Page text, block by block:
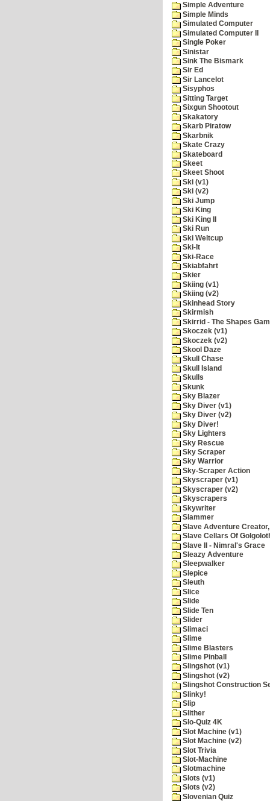
Simple Adventure
Simple Minds
Simulated Computer
Simulated Computer II
Single Poker
Sinistar
Sink The Bismark
Sir Ed
Sir Lancelot
Sisyphos
Sitting Target
Sixgun Shootout
Skakatory
Skarb Piratow
Skarbnik
Skate Crazy
Skateboard
Skeet
Skeet Shoot
Ski (v1)
Ski (v2)
Ski Jump
Ski King
Ski King II
Ski Run
Ski Weltcup
Ski-It
Ski-Race
Skiabfahrt
Skier
Skiing (v1)
Skiing (v2)
Skinhead Story
Skirmish
Skirrid - The Shapes
Skoczek (v1)
Skoczek (v2)
Skool Daze
Skull Chase
Skull Island
Skulls
Skunk
Sky Blazer
Sky Diver (v1)
Sky Diver (v2)
Sky Diver!
Sky Lighters
Sky Rescue
Sky Scraper
Sky Warrior
Sky-Scraper Action
Skyscraper (v1)
Skyscraper (v2)
Skyscrapers
Skywriter
Slammer
Slave Adventure Creator,
Slave Cellars Of
Slave II - Nimral's Grace
Sleazy Adventure
Sleepwalker
Slepice
Sleuth
Slice
Slide
Slide Ten
Slider
Slimaci
Slime
Slime Blasters
Slime Pinball
Slingshot (v1)
Slingshot (v2)
Slingshot Construction
Slinky!
Slip
Slither
Slo-Quiz 4K
Slot Machine (v1)
Slot Machine (v2)
Slot Trivia
Slot-Machine
Slotmachine
Slots (v1)
Slots (v2)
Slovenian Quiz